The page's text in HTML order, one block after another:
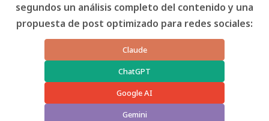
segundos un análisis completo del contenido y una
propuesta de post optimizado para redes sociales:
Claude
ChatGPT
Google AI
Gemini